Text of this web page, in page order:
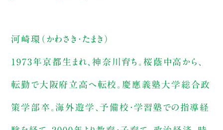
河崎環（かわさき・たまき）
1973年京都生まれ、神奈川育ち。桜蔭中高から、
転勤で大阪府立高へ転校。慶應義塾大学総合政
策学部卒。海外遊学、予備校・学習塾での指導経